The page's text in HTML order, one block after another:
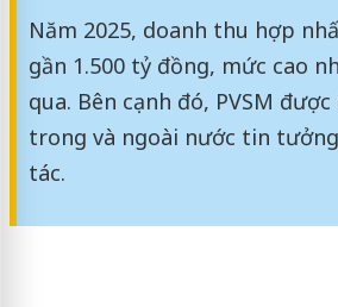
Năm 2025, doanh thu hợp
gần 1.500 tỷ đồng, mức cao
qua. Bên cạnh đó, PVSM
trong và ngoài nước tin
tác.